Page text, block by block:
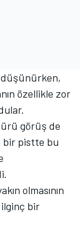
düşünürken,
özellikle zor
görüş de
bir pistte bu
olmasının
bir